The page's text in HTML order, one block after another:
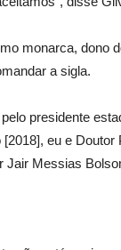
monarca, dono
a sigla.
presidente
eu e
Jair Messias